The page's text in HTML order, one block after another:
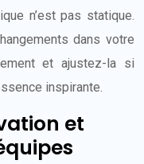
n’est pas statique.
dans votre
et ajustez-la si
inspirante.
et